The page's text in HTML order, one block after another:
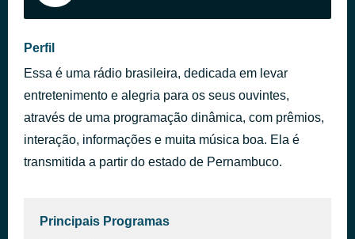
Perfil
Essa é uma rádio brasileira, dedicada em levar
entretenimento e alegria para os seus ouvintes,
através de uma programação dinâmica, com prêmios,
interação, informações e muita música boa. Ela é
transmitida a partir do estado de Pernambuco.
Principais Programas